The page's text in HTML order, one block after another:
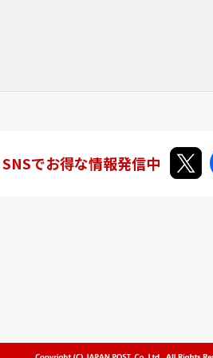
SNSでお得な情報発信中